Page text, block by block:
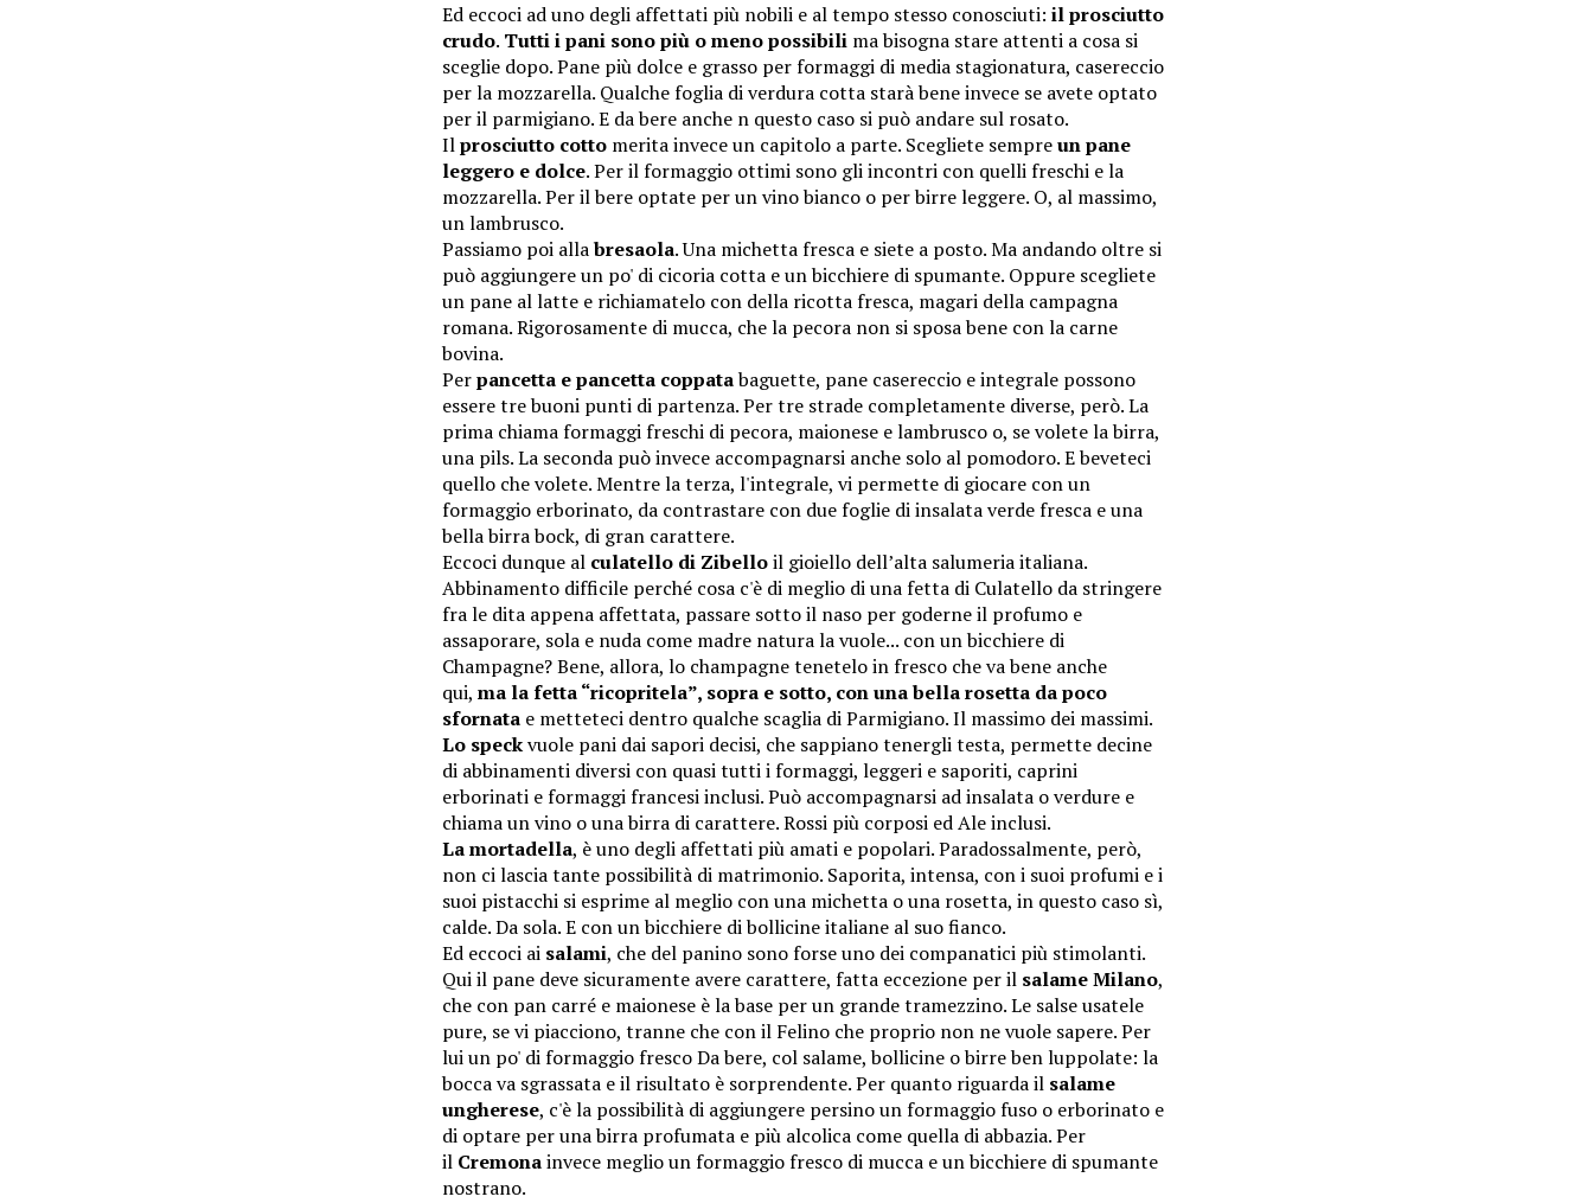
Ed eccoci ad uno degli affettati più nobili e al tempo stesso conosciuti:il prosciutto
crudo. Tutti i pani sono più o meno possibili ma bisogna stare attenti a cosa si
sceglie dopo. Pane più dolce e grasso per formaggi di media stagionatura, casereccio
per la mozzarella. Qualche foglia di verdura cotta starà bene invece se avete optato
per il parmigiano. E da bere anche n questo caso si può andare sul rosato.
Ilprosciutto cotto merita invece un capitolo a parte. Scegliete sempreun pane
leggero e dolce. Per il formaggio ottimi sono gli incontri con quelli freschi e la
mozzarella. Per il bere optate per un vino bianco o per birre leggere. O, al massimo,
un lambrusco.
Passiamo poi allabresaola. Una michetta fresca e siete a posto. Ma andando oltre si
può aggiungere un po' di cicoria cotta e un bicchiere di spumante. Oppure scegliete
un pane al latte e richiamatelo con della ricotta fresca, magari della campagna
romana. Rigorosamente di mucca, che la pecora non si sposa bene con la carne
bovina.
Perpancetta e pancetta coppatabaguette, pane casereccio e integrale possono
essere tre buoni punti di partenza. Per tre strade completamente diverse, però. La
prima chiama formaggi freschi di pecora, maionese e lambrusco o, se volete la birra,
una pils. La seconda può invece accompagnarsi anche solo al pomodoro. E beveteci
quello che volete. Mentre la terza, l'integrale, vi permette di giocare con un
formaggio erborinato, da contrastare con due foglie di insalata verde fresca e una
bella birra bock, di gran carattere.
Eccoci dunque al culatello di Zibelloil gioiello dell’alta salumeria italiana.
Abbinamento difficile perché cosa c'è di meglio di una fetta di Culatello da stringere
fra le dita appena affettata, passare sotto il naso per goderne il profumo e
assaporare, sola e nuda come madre natura la vuole... con un bicchiere di
Champagne? Bene, allora, lo champagne tenetelo in fresco che va bene anche
qui,ma la fetta “ricopritela”, sopra e sotto, con una bella rosetta da poco
sfornata e metteteci dentro qualche scaglia di Parmigiano. Il massimo dei massimi.
Lo speckvuole pani dai sapori decisi, che sappiano tenergli testa, permette decine
di abbinamenti diversi con quasi tutti i formaggi, leggeri e saporiti, caprini
erborinati e formaggi francesi inclusi. Può accompagnarsi ad insalata o verdure e
chiama un vino o una birra di carattere. Rossi più corposi ed Ale inclusi.
La mortadella, è uno degli affettati più amati e popolari. Paradossalmente, però,
non ci lascia tante possibilità di matrimonio. Saporita, intensa, con i suoi profumi e i
suoi pistacchi si esprime al meglio con una michetta o una rosetta, in questo caso sì,
calde. Da sola. E con un bicchiere di bollicine italiane al suo fianco.
Ed eccoci ai salami, che del panino sono forse uno dei companatici più stimolanti.
Qui il pane deve sicuramente avere carattere, fatta eccezione per il salame Milano,
che con pan carré e maionese è la base per un grande tramezzino. Le salse usatele
pure, se vi piacciono, tranne che con il Felino che proprio non ne vuole sapere. Per
lui un po' di formaggio fresco Da bere, col salame, bollicine o birre ben luppolate: la
bocca va sgrassata e il risultato è sorprendente. Per quanto riguarda il salame
ungherese, c'è la possibilità di aggiungere persino un formaggio fuso o erborinato e
di optare per una birra profumata e più alcolica come quella di abbazia. Per
il Cremonainvece meglio un formaggio fresco di mucca e un bicchiere di spumante
nostrano.